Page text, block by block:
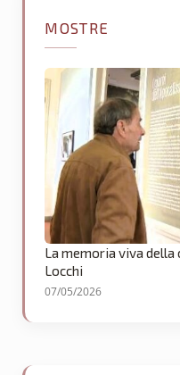
MOSTRE
La memoria viva
Locchi
07/05/2026